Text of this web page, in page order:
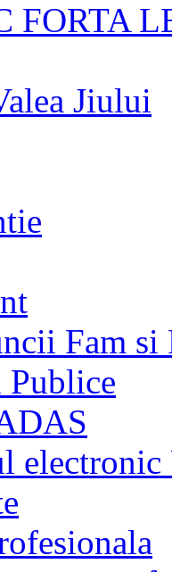
FORTA
Jiului
Fam si
electronic